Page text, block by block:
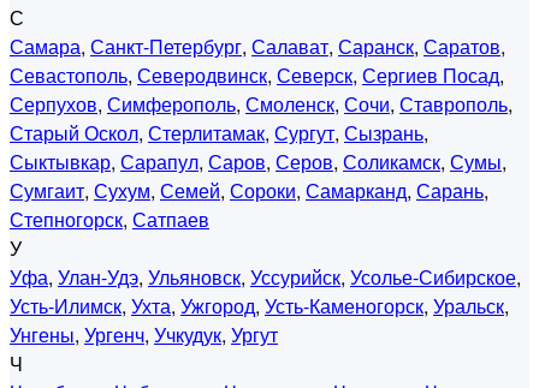
С
Самара, Санкт-Петербург, Салават, Саранск, Саратов,
Севастополь, Северодвинск, Северск, Сергиев Посад,
Серпухов, Симферополь, Смоленск, Сочи, Ставрополь,
Старый Оскол, Стерлитамак, Сургут, Сызрань,
Сыктывкар, Сарапул, Саров, Серов, Соликамск, Сумы,
Сумгаит, Сухум, Семей, Сороки, Самарканд, Сарань,
Степногорск, Сатпаев
У
Уфа, Улан-Удэ, Ульяновск, Уссурийск, Усолье-Сибирское,
Усть-Илимск, Ухта, Ужгород, Усть-Каменогорск, Уральск,
Унгены, Ургенч, Учкудук, Ургут
Ч